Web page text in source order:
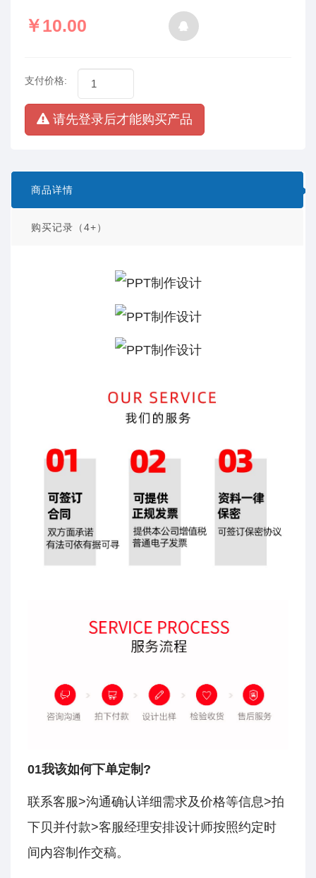
￥10.00
支付价格:
请先登录后才能购买产品
商品详情
购买记录（4+）
01我该如何下单定制?
联系客服>沟通确认详细需求及价格等信息>拍
下贝并付款>客服经理安排设计师按照约定时
间内容制作交稿。